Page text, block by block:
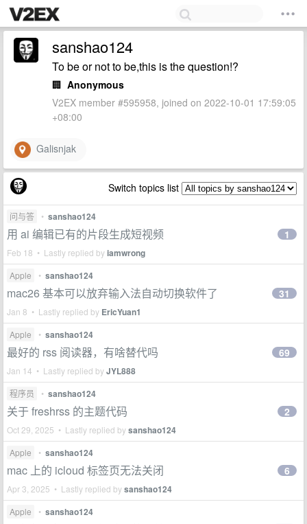
sanshao124
To be or not to be,this is the question!?
🏢 Anonymous
V2EX member #595958, joined on 2022-10-01 17:59:05
+08:00
Galisnjak
Switch topics list
问与答 • sanshao124
用 ai 编辑已有的片段生成短视频
Feb 18 • Lastly replied byiamwrong
1
Apple • sanshao124
mac26 基本可以放弃输入法自动切换软件了
Jan 8 • Lastly replied by EricYuan1
31
Apple • sanshao124
最好的 rss 阅读器，有啥替代吗
Jan 14 • Lastly replied byJYL888
69
程序员 • sanshao124
关于 freshrss 的主题代码
Oct 29, 2025 • Lastly replied bysanshao124
2
Apple • sanshao124
mac 上的 icloud 标签页无法关闭
Apr 3, 2025 • Lastly replied bysanshao124
6
Apple • sanshao124